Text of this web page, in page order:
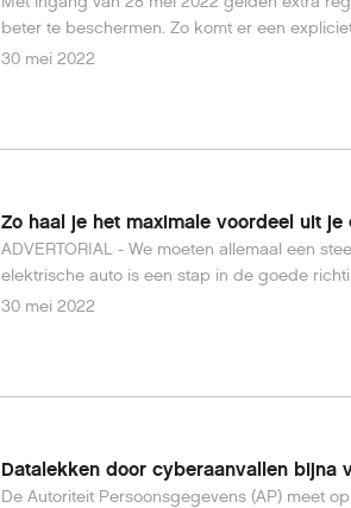
beter te beschermen. Zo komt er een
30 mei 2022
Zo haal je het maximale voordeel uit je
ADVERTORIAL - We moeten allemaal een
elektrische auto is een stap in de goede
30 mei 2022
Datalekken door cyberaanvallen bijna
De Autoriteit Persoonsgegevens (AP) meet